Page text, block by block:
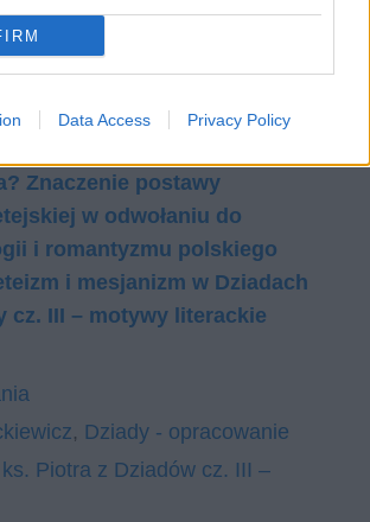
Data Access Privacy Policy
i Wertera
Znaczenie postawy
w odwołaniu do
i romantyzmu polskiego
i mesjanizm w Dziadach
cz. III – motywy literackie
, Dziady - opracowanie
Piotra z Dziadów cz. III –